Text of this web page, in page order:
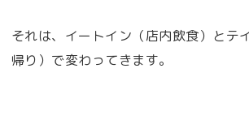
それは、イートイン（店内飲食）とテ
帰り）で変わってきます。